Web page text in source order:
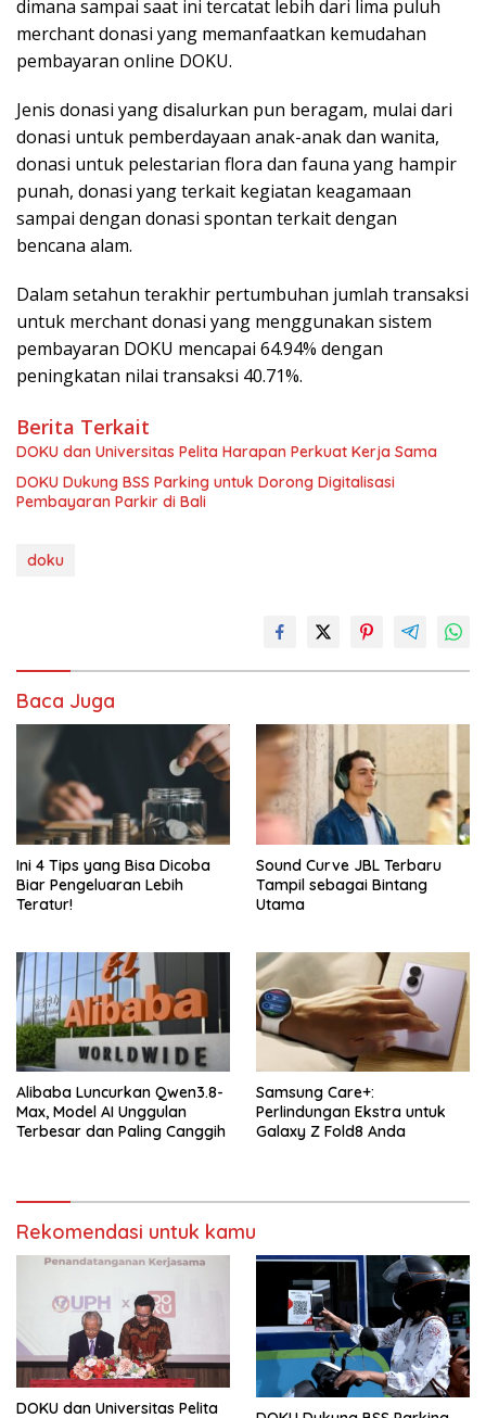
dimana sampai saat ini tercatat lebih dari lima puluh
merchant donasi yang memanfaatkan kemudahan
pembayaran online DOKU.
Jenis donasi yang disalurkan pun beragam, mulai dari
donasi untuk pemberdayaan anak-anak dan wanita,
donasi untuk pelestarian flora dan fauna yang hampir
punah, donasi yang terkait kegiatan keagamaan
sampai dengan donasi spontan terkait dengan
bencana alam.
Dalam setahun terakhir pertumbuhan jumlah transaksi
untuk merchant donasi yang menggunakan sistem
pembayaran DOKU mencapai 64.94% dengan
peningkatan nilai transaksi 40.71%.
Berita Terkait
DOKU dan Universitas Pelita Harapan Perkuat Kerja Sama
DOKU Dukung BSS Parking untuk Dorong Digitalisasi
Pembayaran Parkir di Bali
doku
Baca Juga
Ini 4 Tips yang Bisa Dicoba
Biar Pengeluaran Lebih
Teratur!
Sound Curve JBL Terbaru
Tampil sebagai Bintang
Utama
Alibaba Luncurkan Qwen3.8-
Max, Model AI Unggulan
Terbesar dan Paling Canggih
Samsung Care+:
Perlindungan Ekstra untuk
Galaxy Z Fold8 Anda
Rekomendasi untuk kamu
DOKU dan Universitas Pelita